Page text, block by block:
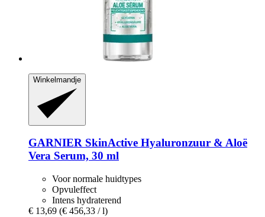
Winkelmandje
GARNIER SkinActive Hyaluronzuur & Aloë
Vera Serum, 30 ml
Voor normale huidtypes
Opvuleffect
Intens hydraterend
€ 13,69 (€ 456,33 / l)